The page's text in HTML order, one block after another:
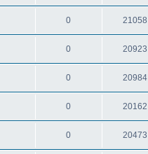
0 21058
0 20923
0 20984
0 20162
0 20473